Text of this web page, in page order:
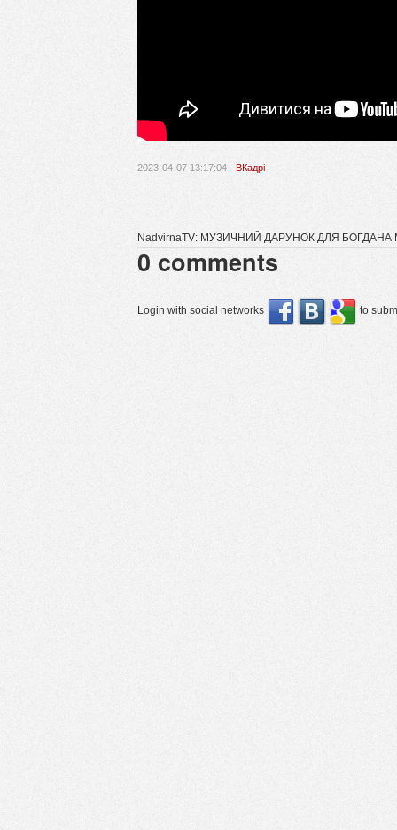
2023-04-07 13:17:04 · ВКадрі
NadvirnaTV: МУЗИЧНИЙ ДАРУНОК ДЛЯ
0 comments
Login with social networks to